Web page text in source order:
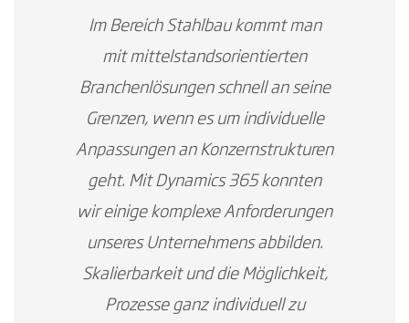
Im Bereich Stahlbau kommt man
mit mittelstandsorientierten
Branchenlösungen schnell an seine
Grenzen, wenn es um individuelle
Anpassungen an Konzernstrukturen
geht. Mit Dynamics 365 konnten
wir einige komplexe Anforderungen
unseres Unternehmens abbilden.
Skalierbarkeit und die Möglichkeit,
Prozesse ganz individuell zu